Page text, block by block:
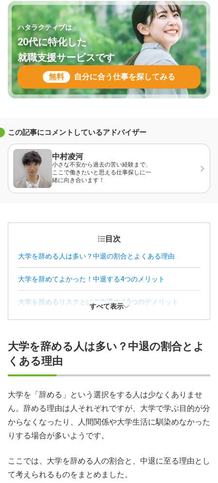
ハタラクティブは
20代に特化した
就職支援サービスです
無料 自分に合う仕事を探してみる
この記事にコメントしているアドバイザー
中村凌河
小さな不安から過去の苦い経験まで、
ここで働きたいと思える仕事探しに一
緒に向き合います！
目次
大学を辞める人は多い？中退の割合とよくある理由
大学を辞めてよかった！中退する4つのメリット
大学を辞めるリスクとは？中退する5つのデメリット
大学を辞めても就職を成功させるコツ
すべて表示
大学を辞める人は多い？中退の割合とよ
くある理由
大学を「辞める」という選択をする人は少なくありませ
ん。辞める理由は人それぞれですが、大学で学ぶ目的が分
からなくなったり、人間関係や大学生活に馴染めなかった
りする場合が多いようです。
ここでは、大学を辞める人の割合と、中退に至る理由とし
て考えられるものをまとめました。